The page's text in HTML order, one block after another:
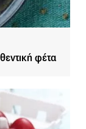
φέτα